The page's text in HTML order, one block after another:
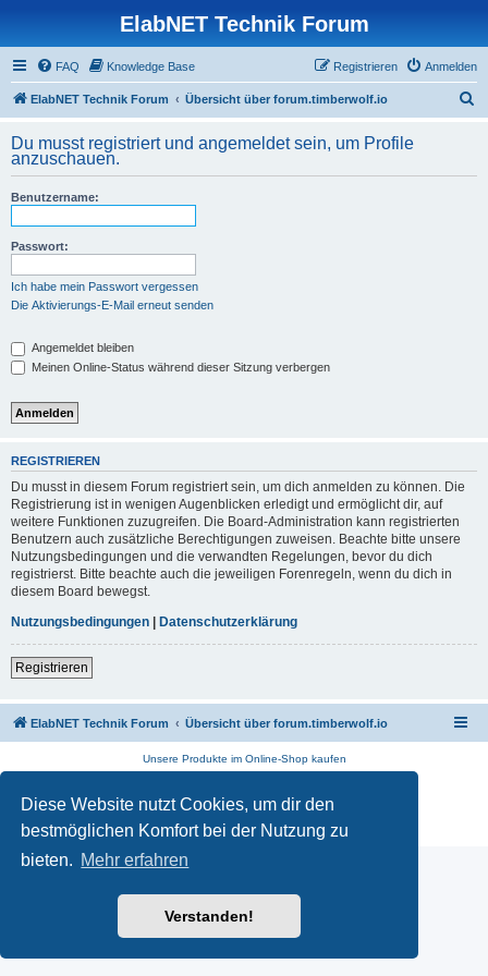
Diese Website nutzt Cookies, um dir den
bestmöglichen Komfort bei der Nutzung zu
bieten. Mehr erfahren
Verstanden!
ElabNET Technik Forum
FAQ Knowledge Base Anmelden
Registrieren
ElabNET Technik Forum Übersicht über forum.timberwolf.io
h
Du musst registriert und angemeldet sein, um Profile
anzuschauen.
Benutzername:
Passwort:
Ich habe mein Passwort vergessen
Die Aktivierungs-E-Mail erneut senden
Angemeldet bleiben
Meinen Online-Status während dieser Sitzung verbergen
REGISTRIEREN
Du musst in diesem Forum registriert sein, um dich anmelden zu können. Die
Registrierung ist in wenigen Augenblicken erledigt und ermöglicht dir, auf
weitere Funktionen zuzugreifen. Die Board-Administration kann registrierten
Benutzern auch zusätzliche Berechtigungen zuweisen. Beachte bitte unsere
Nutzungsbedingungen und die verwandten Regelungen, bevor du dich
registrierst. Bitte beachte auch die jeweiligen Forenregeln, wenn du dich in
diesem Board bewegst.
Nutzungsbedingungen | Datenschutzerklärung
Registrieren
ElabNET Technik Forum Übersicht über forum.timberwolf.io
Unsere Produkte im Online-Shop kaufen
Deutsche Übersetzung durch
phpBB.de
Datenschutz | Nutzungsbedingungen